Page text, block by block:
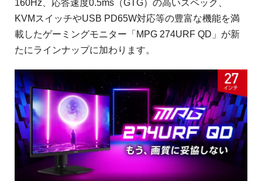
160Hz、応答速度0.5ms（GTG）の高いスペック、
KVMスイッチやUSB PD65W対応等の豊富な機能を満
載したゲーミングモニター「MPG 274URF QD」が新
たにラインナップに加わります。